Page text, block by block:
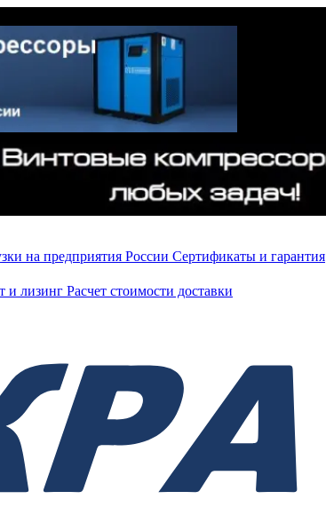
на предприятия России Сертификаты и гарантия
и лизинг Расчет стоимости доставки